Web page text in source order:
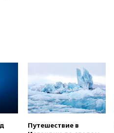
08:57
Путешествие в